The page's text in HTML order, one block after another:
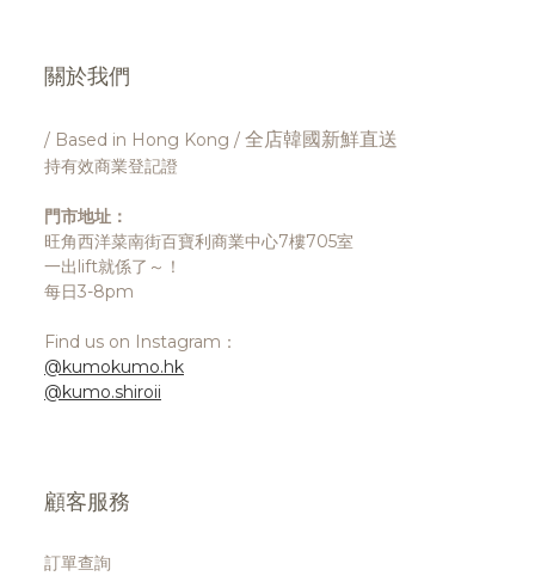
關於我們
/ Based in Hong Kong / 全店韓國新鮮直送
持有效商業登記證
門市地址：
旺角西洋菜南街百寶利商業中心7樓705室
一出lift就係了～！
每日3-8pm
Find us on Instagram：
@kumokumo.hk
@kumo.shiroii
顧客服務
訂單查詢